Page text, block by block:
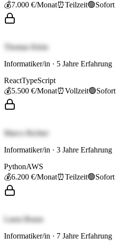
💰7.000 €/Monat⏰Teilzeit🟢Sofort
Thomas Klein
Informatiker/in · 5 Jahre Erfahrung
ReactTypeScript
💰5.500 €/Monat⏰Vollzeit🟢Sofort
Marco Richter
Informatiker/in · 3 Jahre Erfahrung
PythonAWS
💰6.200 €/Monat⏰Teilzeit🟢Sofort
Laura Braun
Informatiker/in · 7 Jahre Erfahrung